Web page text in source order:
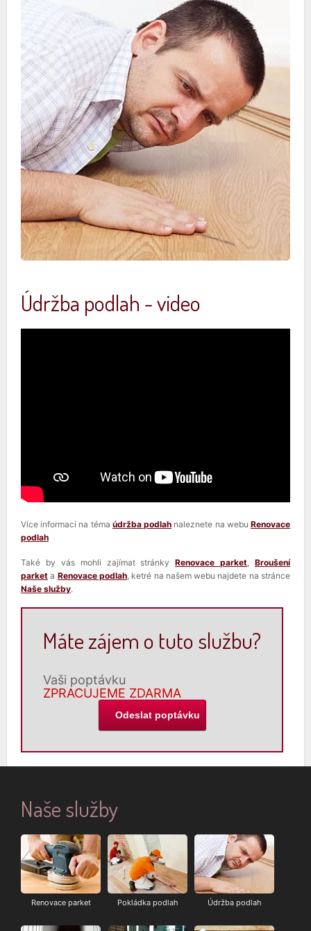
Údržba podlah - video
Více informací na téma údržba podlah naleznete na webuRenovace
podlah
Také by vás mohli zajímat stránkyRenovace parket, Broušení
parket a Renovace podlah, ketré na našem webu najdete na stránce
Naše služby.
Máte zájem o tuto službu?
Vaši poptávku
ZPRACUJEME ZDARMA
Naše služby
Renovace parket Pokládka podlah Údržba podlah